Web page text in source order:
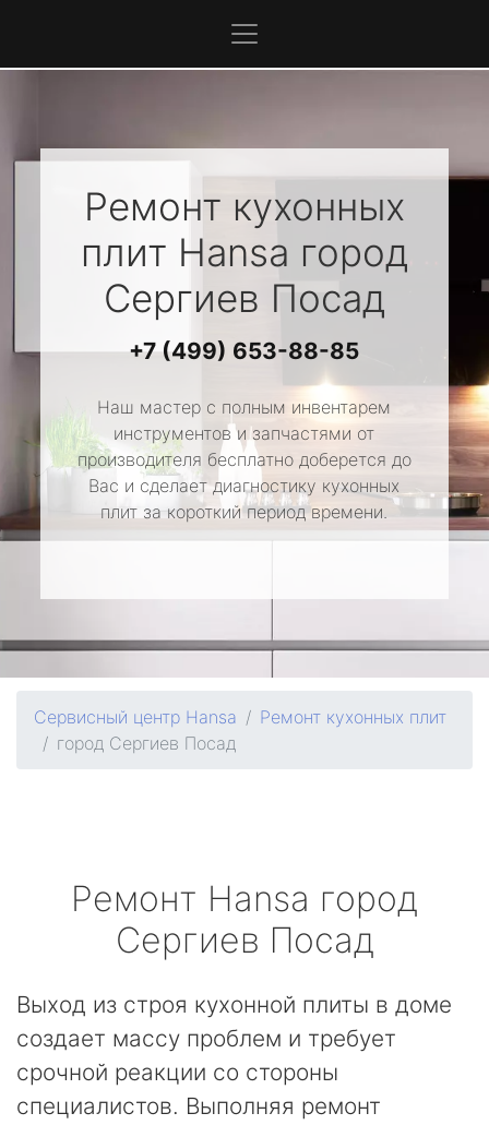
Ремонт кухонных
плит Hansa город
Сергиев Посад
+7 (499) 653-88-85
Наш мастер с полным инвентарем
инструментов и запчастями от
производителя бесплатно доберется до
Вас и сделает диагностику кухонных
плит за короткий период времени.
Сервисный центр Hansa
Ремонт кухонных плит
город Сергиев Посад
Ремонт Hansa город
Сергиев Посад
Выход из строя кухонной плиты в доме
создает массу проблем и требует
срочной реакции со стороны
специалистов. Выполняя ремонт